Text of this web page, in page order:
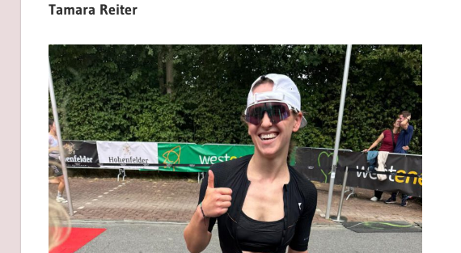
Tamara Reiter